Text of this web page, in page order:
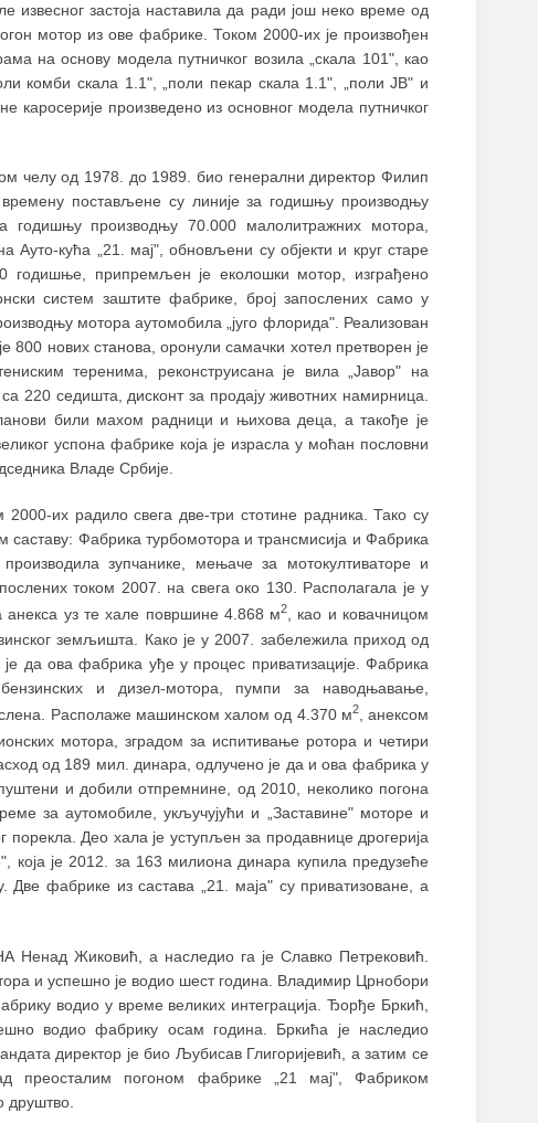
извесног застоја наставила да ради још неко време од
мотор из ове фабрике. Током 2000-их је произвођен
на основу модела путничког возила „скала 101", као
комби скала 1.1", „поли пекар скала 1.1", „поли ЈВ" и
каросерије произведено из основног модела путничког
челу од 1978. до 1989. био генерални директор Филип
постављене су линије за годишњу производњу
годишњу производњу 70.000 малолитражних мотора,
кућа „21. мај", обновљени су објекти и круг старе
годишње, припремљен је еколошки мотор, изграђено
систем заштите фабрике, број запослених само у
мотора аутомобила „југо флорида". Реализован
800 нових станова, оронули самачки хотел претворен је
теренима, реконструисана је вила „Јавор" на
220 седишта, дисконт за продају животних намирница.
били махом радници и њихова деца, а такође је
успона фабрике која је израсла у моћан пословни
Владе Србије.
их радило свега две-три стотине радника. Тако су
Фабрика турбомотора и трансмисија и Фабрика
зупчанике, мењаче за мотокултиваторе и
током 2007. на свега око 130. Располагала је у
анекса уз те хале површине 4.868 м2
, као и ковачницом
земљишта. Како је у 2007. забележила приход од
да ова фабрика уђе у процес приватизације. Фабрика
и дизел-мотора, пумпи за наводњавање,
Располаже машинском халом од 4.370 м2, анексом
мотора, зградом за испитивање ротора и четири
од 189 мил. динара, одлучено је да и ова фабрика у
и добили отпремнине, од 2010, неколико погона
за аутомобиле, укључујући и „Заставине" моторе и
порекла. Део хала је уступљен за продавнице дрогерија
која је 2012. за 163 милиона динара купила предузеће
Две фабрике из састава „21. маја" су приватизоване, а
Ненад Жиковић, а наследио га је Славко Петрековић.
и успешно је водио шест година. Владимир Црнобори
водио у време великих интеграција. Ђорђе Бркић,
водио фабрику осам година. Бркића је наследио
директор је био Љубисав Глигоријевић, а затим се
преосталим погоном фабрике „21 мај", Фабриком
друштво.